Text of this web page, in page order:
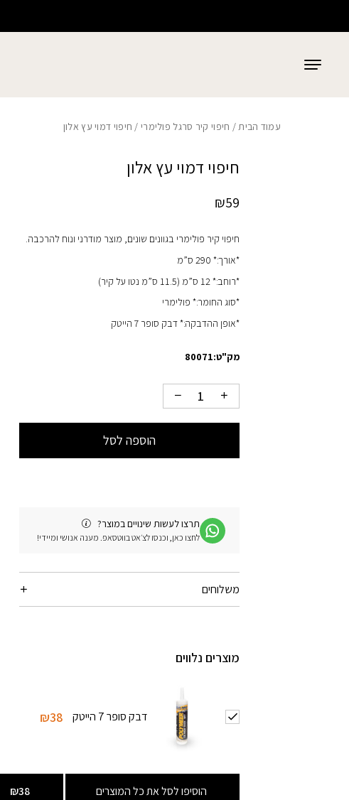
עמוד הבית/ חיפוי קיר סרגל פולימרי / חיפוי דמוי עץ אלון
חיפוי דמוי עץ אלון
₪59
חיפוי קיר פולימרי בגוונים שונים, מוצר מודרני ונוח להרכבה.
*אורך:* 290 ס”מ
*רוחב:* 12 ס”מ (11.5 ס”מ נטו על קיר)
*סוג החומר:* פולימרי
*אופן ההדבקה:* דבק סופר 7 הייטק
מק"ט:80071
הוספה לסל
תרצו לעשות שינויים במוצר?
לחצו כאן, וכנסו לצ׳אט בווטסאפ. מענה אנושי ומיידי!
משלוחים
מוצרים נלווים
דבק סופר 7 הייטק ₪38
הוסיפו לסל את כל המוצרים ₪38